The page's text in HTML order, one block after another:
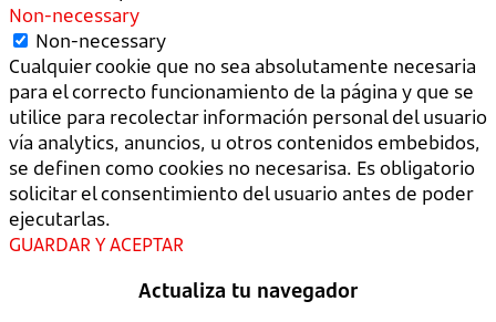
Non-necessary
Non-necessary
Cualquier cookie que no sea absolutamente necesaria
para el correcto funcionamiento de la página y que se
utilice para recolectar información personal del usuario
vía analytics, anuncios, u otros contenidos embebidos,
se definen como cookies no necesarisa. Es obligatorio
solicitar el consentimiento del usuario antes de poder
ejecutarlas.
GUARDAR Y ACEPTAR
Actualiza tu navegador